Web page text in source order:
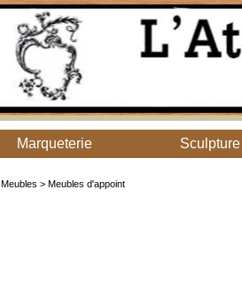
Marqueterie Sculpture
Meubles > Meubles d'appoint